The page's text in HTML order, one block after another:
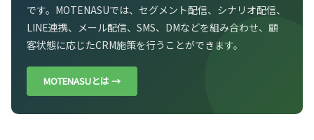
です。MOTENASUでは、セグメント配信、シナリオ配信、
LINE連携、メール配信、SMS、DMなどを組み合わせ、顧
客状態に応じたCRM施策を行うことができます。
MOTENASUとは →